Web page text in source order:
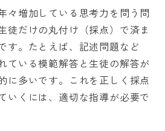
々増加している思考力を問う問
徒だけの丸付け（採点）で済ま
す。たとえば、記述問題など
ている模範解答と生徒の解答が
に多いです。これを正しく採点
いくには、適切な指導が必要で